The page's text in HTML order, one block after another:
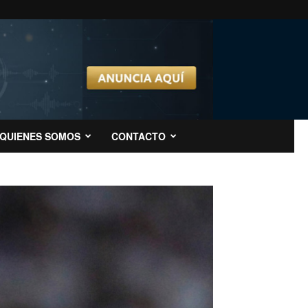
QUIENES SOMOS CONTACTO